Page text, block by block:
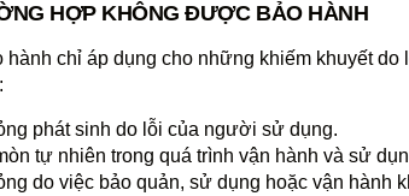
HỢP KHÔNG ĐƯỢC BẢO HÀNH
hành chỉ áp dụng cho những khiếm khuyết
phát sinh do lỗi của người sử dụng.
tự nhiên trong quá trình vận hành và sử
do việc bảo quản, sử dụng hoặc vận hành